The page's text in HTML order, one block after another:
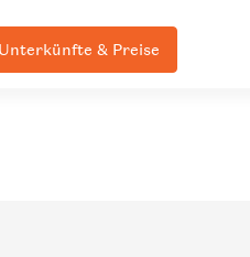
Unterkünfte & Preise